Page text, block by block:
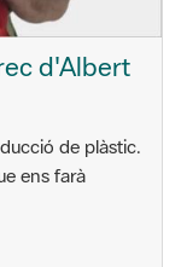
d'Albert
de plàstic.
ens farà